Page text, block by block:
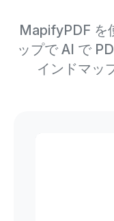
MapifyPDF を
ップで AI で
インドマッ